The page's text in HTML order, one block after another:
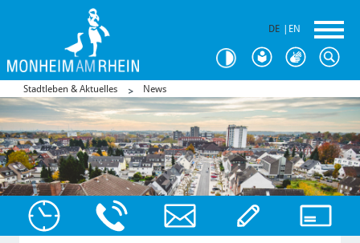
DE EN
Stadtleben & Aktuelles News